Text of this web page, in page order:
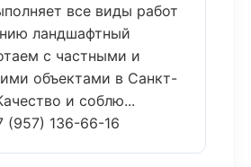
все виды работ
ландшафтный
с частными и
объектами в Санкт-
и соблю...
(957) 136-66-16